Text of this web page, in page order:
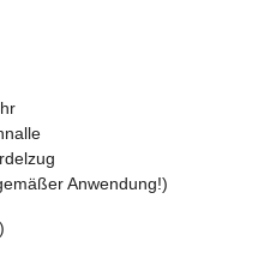
Anwendung!)